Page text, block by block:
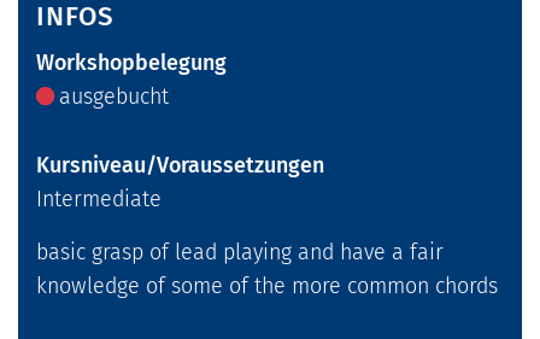
INFOS
Workshopbelegung
ausgebucht
Kursniveau/Voraussetzungen
Intermediate
basic grasp of lead playing and have a fair
knowledge of some of the more common chords